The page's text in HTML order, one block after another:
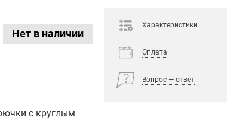
Нет в наличии
с круглым
Характеристики
Оплата
Вопрос — ответ